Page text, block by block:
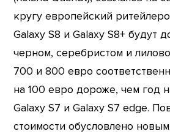
кругу европейский
Galaxy S8 и Galaxy S8+ будут
черном, серебристом и
700 и 800 евро
на 100 евро дороже, чем год
Galaxy S7 и Galaxy S7 edge.
стоимости обусловлено